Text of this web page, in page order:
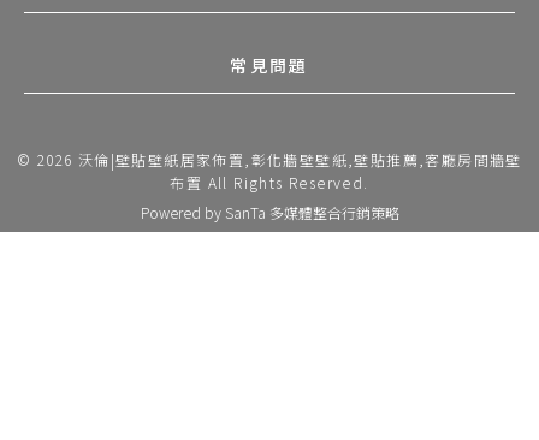
常見問題
© 2026 沃倫|壁貼壁紙居家佈置,彰化牆壁壁紙,壁貼推薦,客廳房間牆壁
布置 All Rights Reserved.
Powered by SanTa 多媒體整合行銷策略